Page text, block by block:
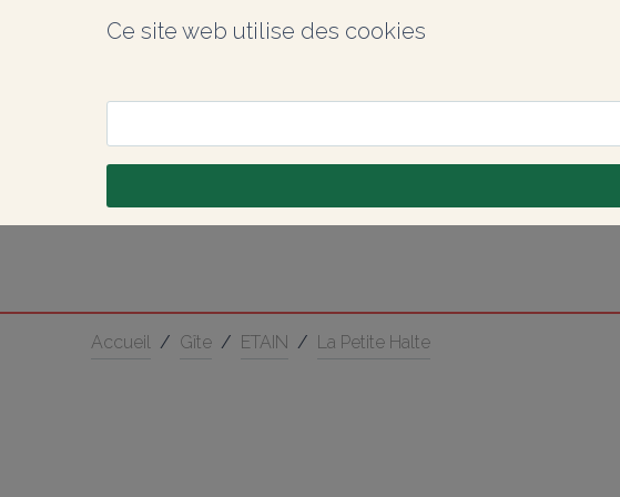
Ce site web utilise des cookies
Accueil / Gîte / ETAIN / La Petite Halte